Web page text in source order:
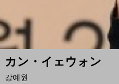
カン・イェウォン
강예원